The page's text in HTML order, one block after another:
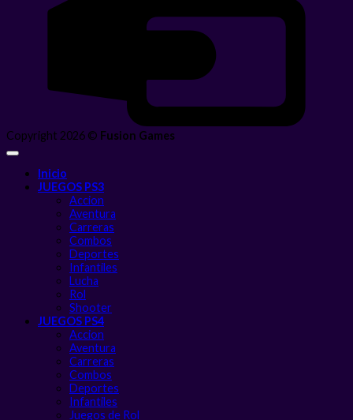
Copyright 2026 © Fusion Games
Inicio
JUEGOS PS3
Accion
Aventura
Carreras
Combos
Deportes
Infantiles
Lucha
Rol
Shooter
JUEGOS PS4
Accion
Aventura
Carreras
Combos
Deportes
Infantiles
Juegos de Rol